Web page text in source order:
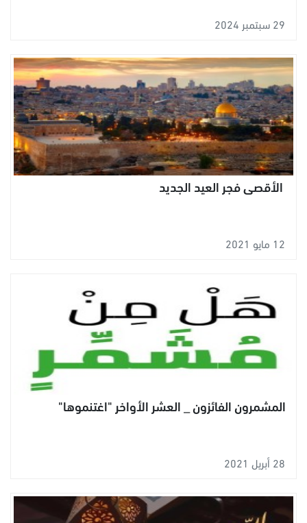
29 سبتمبر 2024
الأقصى فجر العيد الجديد
12 مايو 2021
المشمرون الفائزون _ العشر الأواخر "اغتنموها"
28 أبريل 2021